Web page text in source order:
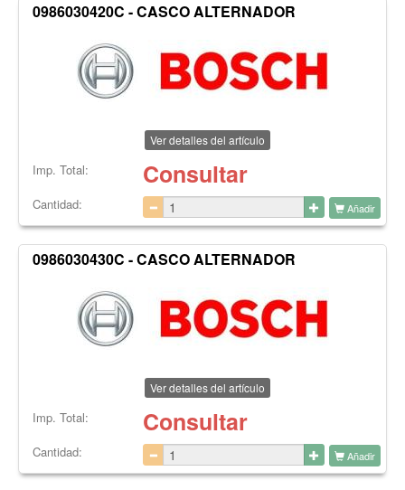
0986030420C - CASCO ALTERNADOR
Ver detalles del artículo
Imp. Total: Consultar
Cantidad: Añadir
0986030430C - CASCO ALTERNADOR
Ver detalles del artículo
Imp. Total: Consultar
Cantidad: Añadir